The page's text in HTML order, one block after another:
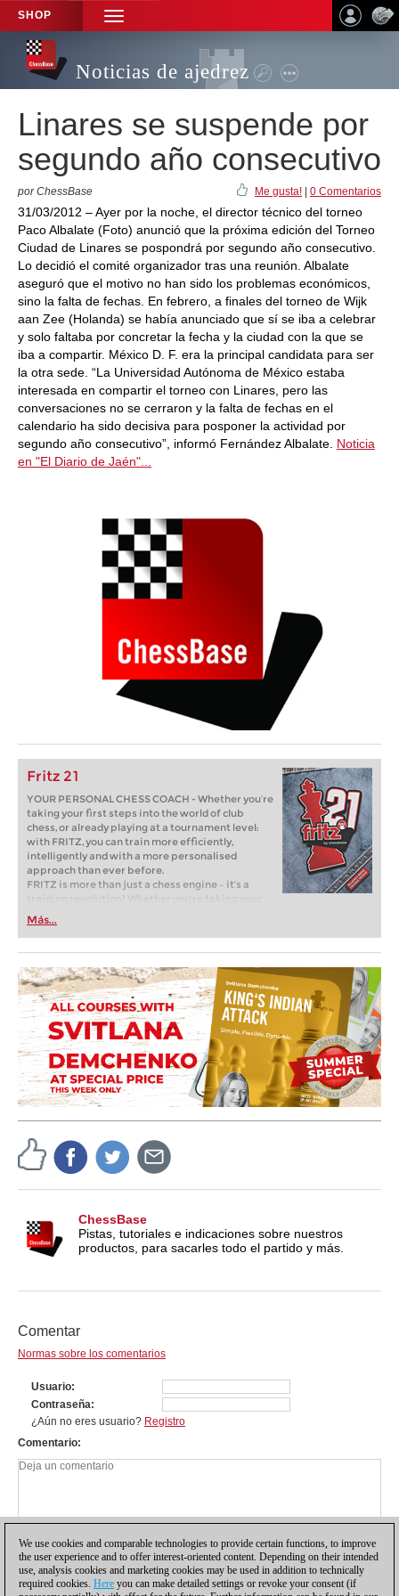
SHOP
TOGGLE
NAVIGATION
Noticias de ajedrez
Linares se suspende por
segundo año consecutivo
por ChessBase Me gusta! 0 Comentarios
31/03/2012 – Ayer por la noche, el director técnico del torneo
Paco Albalate (Foto) anunció que la próxima edición del Torneo
Ciudad de Linares se pospondrá por segundo año consecutivo.
Lo decidió el comité organizador tras una reunión. Albalate
aseguró que el motivo no han sido los problemas económicos,
sino la falta de fechas. En febrero, a finales del torneo de Wijk
aan Zee (Holanda) se había anunciado que sí se iba a celebrar
y solo faltaba por concretar la fecha y la ciudad con la que se
iba a compartir. México D. F. era la principal candidata para ser
la otra sede. “La Universidad Autónoma de México estaba
interesada en compartir el torneo con Linares, pero las
conversaciones no se cerraron y la falta de fechas en el
calendario ha sido decisiva para posponer la actividad por
segundo año consecutivo”, informó Fernández Albalate. Noticia
en "El Diario de Jaén"...
Fritz 21
YOUR PERSONAL CHESS COACH - Whether you’re
taking your first steps into the world of club
chess, or already playing at a tournament level:
with FRITZ, you can train more efficiently,
intelligently and with a more personalised
approach than ever before.
FRITZ is more than just a chess engine – it’s a
training revolution! Whether you’re taking your
first steps into the world of club chess, or already
playing at a tournament level: with FRITZ, you can
train more efficiently, intelligently and with a
more personalised approach than ever before.
Más...
ChessBase
Pistas, tutoriales e indicaciones sobre nuestros
productos, para sacarles todo el partido y más.
Comentar
Normas sobre los comentarios
Usuario
Contraseña
¿Aún no eres usuario? Registro
Comentario
We use cookies and comparable technologies to provide certain functions, to improve
the user experience and to offer interest-oriented content. Depending on their intended
use, analysis cookies and marketing cookies may be used in addition to technically
required cookies. Here you can make detailed settings or revoke your consent (if